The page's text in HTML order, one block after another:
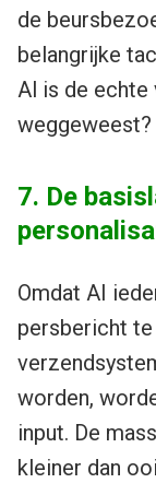
de
belangrijke
Al is de echte
weggeweest?
7. De
Omdat AI
persbericht te
worden,
input. De
kleiner dan